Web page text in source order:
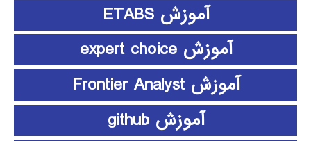
آموزش ETABS
آموزش expert choice
آموزش Frontier Analyst
آموزش github